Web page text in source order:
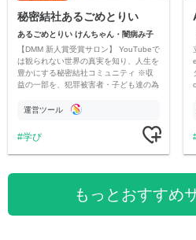
秘密結社あるごめとりい
あるごめとりい けんちゃん・闇病み子
【DMM 新人賞受賞サロン】 YouTubeで
は観られない世界の真実を知り、人生を
豊かにする秘密結社コミュニティ ※収
益の一部を、犯罪被害者・子ども達の為
す運営ツール
学び
もっとおすすめ